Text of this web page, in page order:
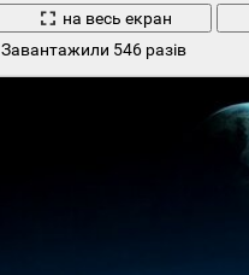
на весь екран
Завантажили 546 разів